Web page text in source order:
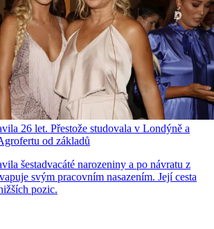
26 let. Přestože studovala v Londýně a
od základů
šestadvacáté narozeniny a po návratu z
svým pracovním nasazením. Její cesta
pozic.